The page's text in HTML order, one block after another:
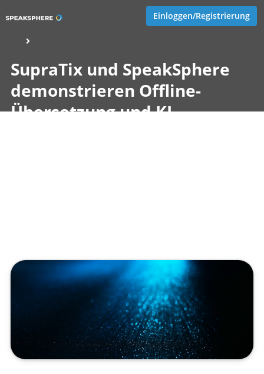
Einloggen/Registrierung
SupraTix und SpeakSphere
demonstrieren Offline-
Übersetzung und KI-